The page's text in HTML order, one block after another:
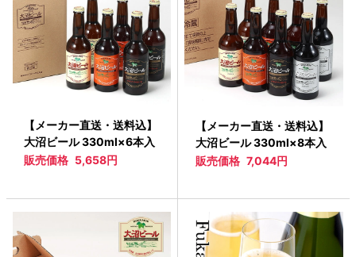
【メーカー直送・送料込】
大沼ビール 330ml×6本入
販売価格 5,658円
【メーカー直送・送料込】
大沼ビール 330ml×8本入
販売価格 7,044円